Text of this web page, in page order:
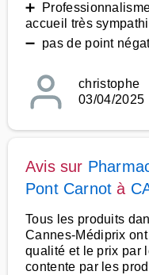
➕
accueil très
➖ pas de point
christophe
03/04/2025
Avis sur
Pont Carnot à
Tous les produits
Cannes-Médiprix
qualité et le prix par
contente par les